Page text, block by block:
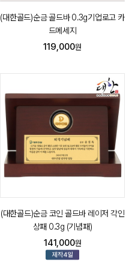
(대한골드)순금 골드바 0.3g기업로고 카
드메세지
119,000원
(대한골드)순금 코인 골드바 레이저 각인
상패 0.3g (기념패)
141,000원